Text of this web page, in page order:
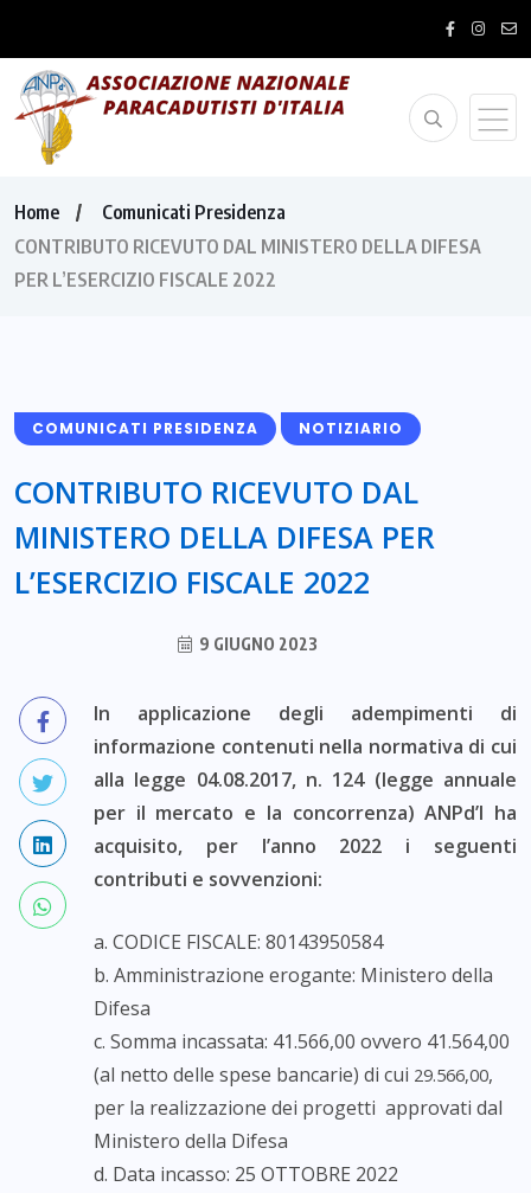
Home
Comunicati Presidenza
CONTRIBUTO RICEVUTO DAL MINISTERO DELLA DIFESA
PER L’ESERCIZIO FISCALE 2022
COMUNICATI PRESIDENZA NOTIZIARIO
CONTRIBUTO RICEVUTO DAL
MINISTERO DELLA DIFESA PER
L’ESERCIZIO FISCALE 2022
9 GIUGNO 2023
In applicazione degli adempimenti di
informazione contenuti nella normativa di cui
alla legge 04.08.2017, n. 124 (legge annuale
per il mercato e la concorrenza) ANPd’I ha
acquisito, per l’anno 2022 i seguenti
contributi e sovvenzioni:
a. CODICE FISCALE: 80143950584
b. Amministrazione erogante: Ministero della
Difesa
c. Somma incassata: 41.566,00 ovvero 41.564,00
(al netto delle spese bancarie) di cui 29.566,00,
per la realizzazione dei progetti approvati dal
Ministero della Difesa
d. Data incasso: 25 OTTOBRE 2022